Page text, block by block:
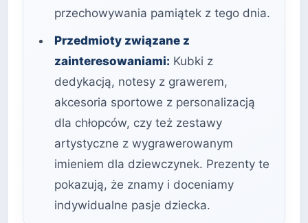
przechowywania pamiątek z tego dnia.
Przedmioty związane z
zainteresowaniami: Kubki z
dedykacją, notesy z grawerem,
akcesoria sportowe z personalizacją
dla chłopców, czy też zestawy
artystyczne z wygrawerowanym
imieniem dla dziewczynek. Prezenty te
pokazują, że znamy i doceniamy
indywidualne pasje dziecka.